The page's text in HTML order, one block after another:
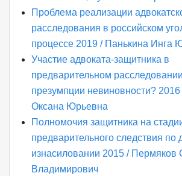
Проблема реализации
расследования в российском
процессе 2019 / Панькина Инга
Участие адвоката-защитника в
предварительном
презумпции невиновности?
Оксана Юрьевна
Полномочия защитника на
предварительного следствия по
изнасиловании 2015 / Пермяков
Владимирович